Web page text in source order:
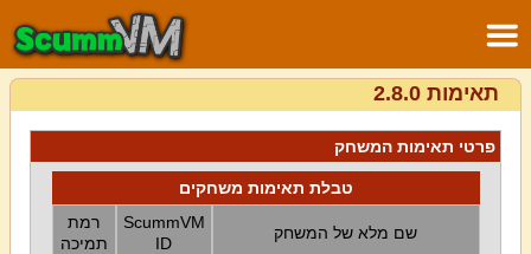
תאימות 2.8.0
פרטי תאימות המשחק
טבלת תאימות משחקים
שם מלא של המשחק
ScummVM
ID
רמת
תמיכה